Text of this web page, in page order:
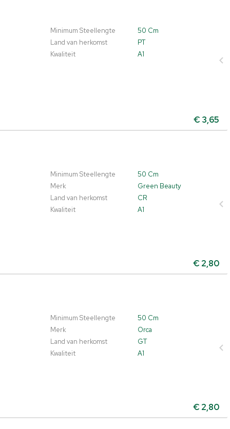
Minimum Steellengte
50 Cm
Land van herkomst
PT
Kwaliteit
A1
€ 3,65
Minimum Steellengte
50 Cm
Merk
Green Beauty
Land van herkomst
CR
Kwaliteit
A1
€ 2,80
Minimum Steellengte
50 Cm
Merk
Orca
Land van herkomst
GT
Kwaliteit
A1
€ 2,80